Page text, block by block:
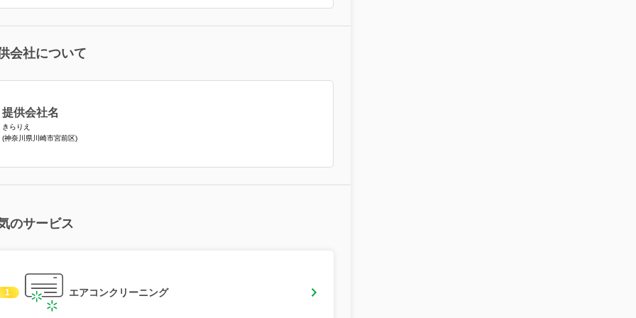
会社について
提供会社名
きらりえ
(神奈川県川崎市宮前区)
のサービス
1 エアコンクリーニング